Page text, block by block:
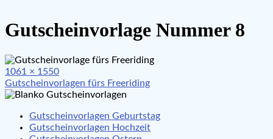
Gutscheinvorlage Nummer 8
Full
size
1061 × 1550
Beitragsnavigation
Gutscheinvorlagen fürs Freeriding
Gutscheinvorlagen Geburtstag
Gutscheinvorlagen Hochzeit